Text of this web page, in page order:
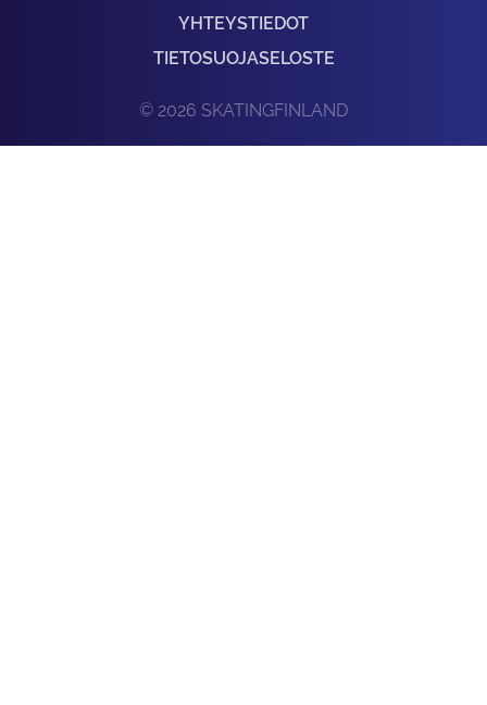
YHTEYSTIEDOT
TIETOSUOJASELOSTE
© 2026 SKATINGFINLAND